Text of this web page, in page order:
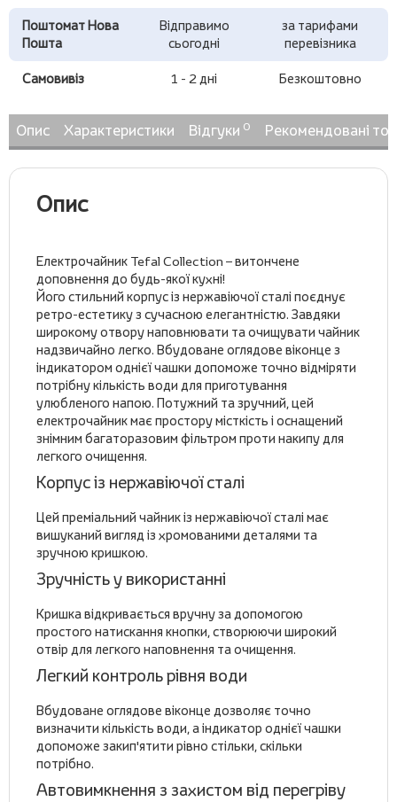
Поштомат Нова
Пошта
Відправимо
сьогодні
за тарифами
перевізника
Самовивіз 1 - 2 дні Безкоштовно
Опис Характеристики Відгуки 0 Рекомендовані
Опис
Електрочайник Tefal Collection – витончене
доповнення до будь-якої кухні!
Його стильний корпус із нержавіючої сталі поєднує
ретро-естетику з сучасною елегантністю. Завдяки
широкому отвору наповнювати та очищувати чайник
надзвичайно легко. Вбудоване оглядове віконце з
індикатором однієї чашки допоможе точно відміряти
потрібну кількість води для приготування
улюбленого напою. Потужний та зручний, цей
електрочайник має простору місткість і оснащений
знімним багаторазовим фільтром проти накипу для
легкого очищення.
Корпус із нержавіючої сталі
Цей преміальний чайник із нержавіючої сталі має
вишуканий вигляд із хромованими деталями та
зручною кришкою.
Зручність у використанні
Кришка відкривається вручну за допомогою
простого натискання кнопки, створюючи широкий
отвір для легкого наповнення та очищення.
Легкий контроль рівня води
Вбудоване оглядове віконце дозволяє точно
визначити кількість води, а індикатор однієї чашки
допоможе закип'ятити рівно стільки, скільки
потрібно.
Автовимкнення з захистом від перегріву